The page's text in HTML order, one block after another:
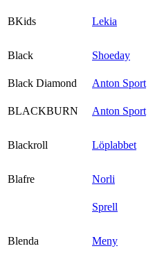
BKids Lekia
Black
Shoeday
Black Diamond
Anton Sport
BLACKBURN
Anton Sport
Blackroll Löplabbet
Blafre
Norli
Sprell
Blenda Meny